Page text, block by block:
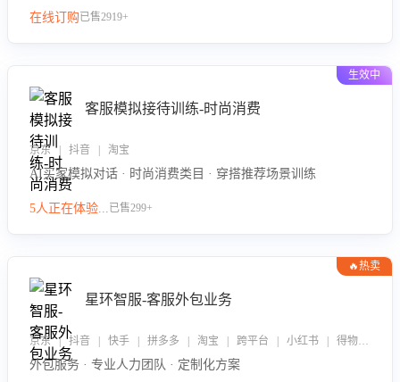
在线订购已售2919+
生效中
客服模拟接待训练-时尚消费
京东 | 抖音 | 淘宝
AI买家模拟对话 · 时尚消费类目 · 穿搭推荐场景训练
5人正在体验...已售299+
🔥热卖
星环智服-客服外包业务
京东 | 抖音 | 快手 | 拼多多 | 淘宝 | 跨平台 | 小红书 | 得物 | 企业微信
外包服务 · 专业人力团队 · 定制化方案